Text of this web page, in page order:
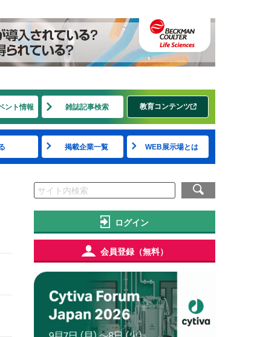
ント情報 雑誌記事検索 教育コンテンツ
掲載企業一覧 WEB展示場とは
ログイン
会員登録（無料）